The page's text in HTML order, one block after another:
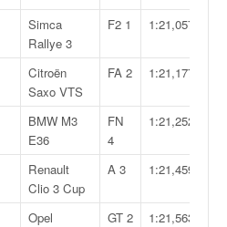
Simca
Rallye 3
F2 1 1:21,057
Citroën
Saxo VTS
FA 2 1:21,177
BMW M3
E36
FN
4
1:21,252
Renault
Clio 3 Cup
A 3 1:21,459
Opel
GT 2 1:21,563